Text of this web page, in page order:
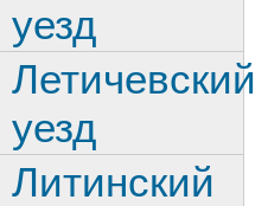
уезд
Летичевский
уезд
Литинский